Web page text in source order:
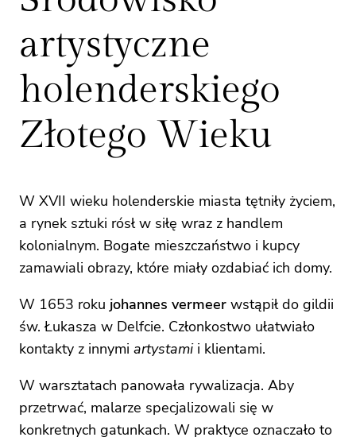
artystyczne
holenderskiego
Złotego Wieku
W XVII wieku holenderskie miasta tętniły życiem,
a rynek sztuki rósł w siłę wraz z handlem
kolonialnym. Bogate mieszczaństwo i kupcy
zamawiali obrazy, które miały ozdabiać ich domy.
W 1653 roku johannes vermeer wstąpił do gildii
św. Łukasza w Delfcie. Członkostwo ułatwiało
kontakty z innymi artystamii klientami.
W warsztatach panowała rywalizacja. Aby
przetrwać, malarze specjalizowali się w
konkretnych gatunkach. W praktyce oznaczało to